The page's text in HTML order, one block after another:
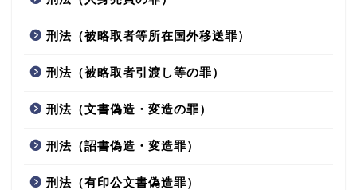
刑法（被略取者等所在国外移送罪）
刑法（被略取者引渡し等の罪）
刑法（文書偽造・変造の罪）
刑法（詔書偽造・変造罪）
刑法（有印公文書偽造罪）